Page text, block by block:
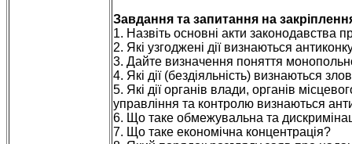
Завдання та запитання на
1. Назвіть основні акти законодавства
2. Які узгоджені дії визнаються
3. Дайте визначення поняття
4. Які дії (бездіяльність) визнаються
5. Які дії органів влади, органів
управління та контролю визнаються
6. Що таке обмежувальна та
7. Що таке економічна концентрація?